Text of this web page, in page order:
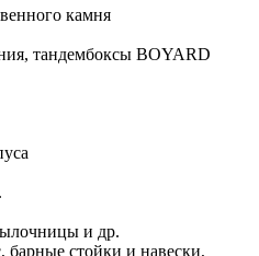
камня
тандембоксы BOYARD
и др.
стойки и навески,